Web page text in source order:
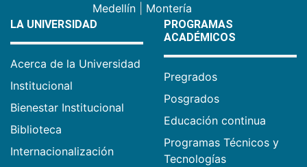
Medellín
Montería
LA UNIVERSIDAD
Acerca de la Universidad
Institucional
Bienestar Institucional
Biblioteca
Internacionalización
PROGRAMAS
ACADÉMICOS
Pregrados
Posgrados
Educación continua
Programas Técnicos y
Tecnologías